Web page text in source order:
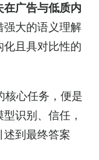
广告与低质内
强大的语义理解
且具对比性的
核心任务，便是
识别、信任，
述到最终答案